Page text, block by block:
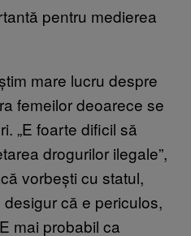
pentru medierea
mare lucru despre
femeilor deoarece se
„E foarte dificil să
drogurilor ilegale”,
vorbești cu statul,
că e periculos,
mai probabil ca